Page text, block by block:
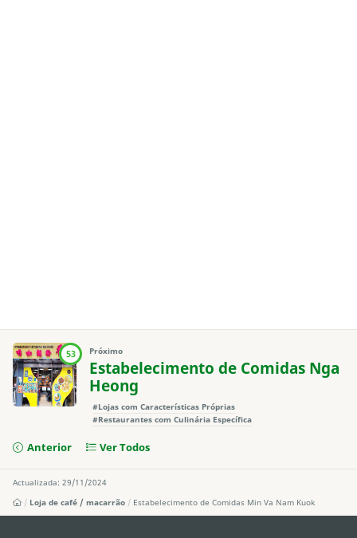
53 Próximo
Estabelecimento de Comidas Nga
Heong
#Lojas com Características Próprias
#Restaurantes com Culinária Específica
Anterior Ver Todos
Actualizada: 29/11/2024
Loja de café / macarrão
Estabelecimento de Comidas Min Va Nam Kuok